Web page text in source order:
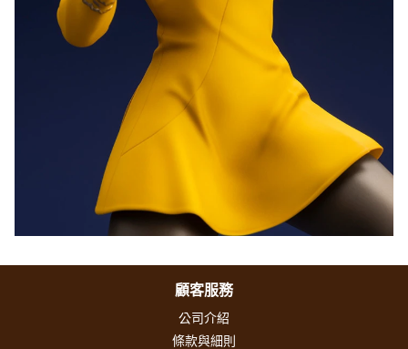
顧客服務
公司介紹
條款與細則